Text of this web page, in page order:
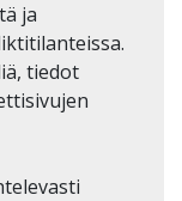
ja
tiedot